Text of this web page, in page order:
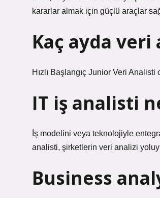
kararlar almak için güçlü araçlar
Kaç ayda
Hızlı Başlangıç ​​Junior Veri
IT iş analisti
İş modelini veya teknolojiyle
analisti, şirketlerin veri analizi
Business